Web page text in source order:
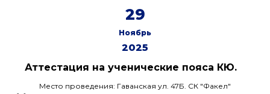
29
Ноябрь
2025
Аттестация на ученические пояса КЮ.
Место проведения: Гаванская ул. 47Б. СК "Факел"